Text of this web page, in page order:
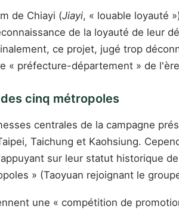
de Chiayi (Jiayi, « louable loyauté
de la loyauté de leur
ce projet, jugé trop
« préfecture-département » de
cinq métropoles
centrales de la campagne
Taichung et Kaohsiung.
sur leur statut historique
» (Taoyuan rejoignant le
une « compétition de